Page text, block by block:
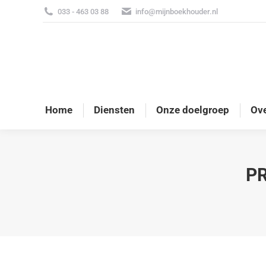
033 - 463 03 88 info@mijnboekhouder.nl
Home Diensten Onze doelgroep